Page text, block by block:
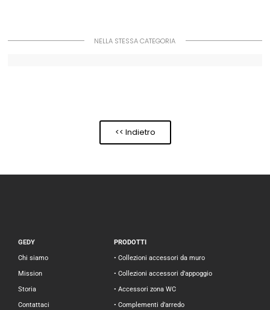
NELLA STESSA CATEGORIA
<< Indietro
GEDY
Chi siamo
Mission
Storia
Contattaci
PRODOTTI
• Collezioni accessori da muro
• Collezioni accessori d’appoggio
• Accessori zona WC
• Complementi d’arredo